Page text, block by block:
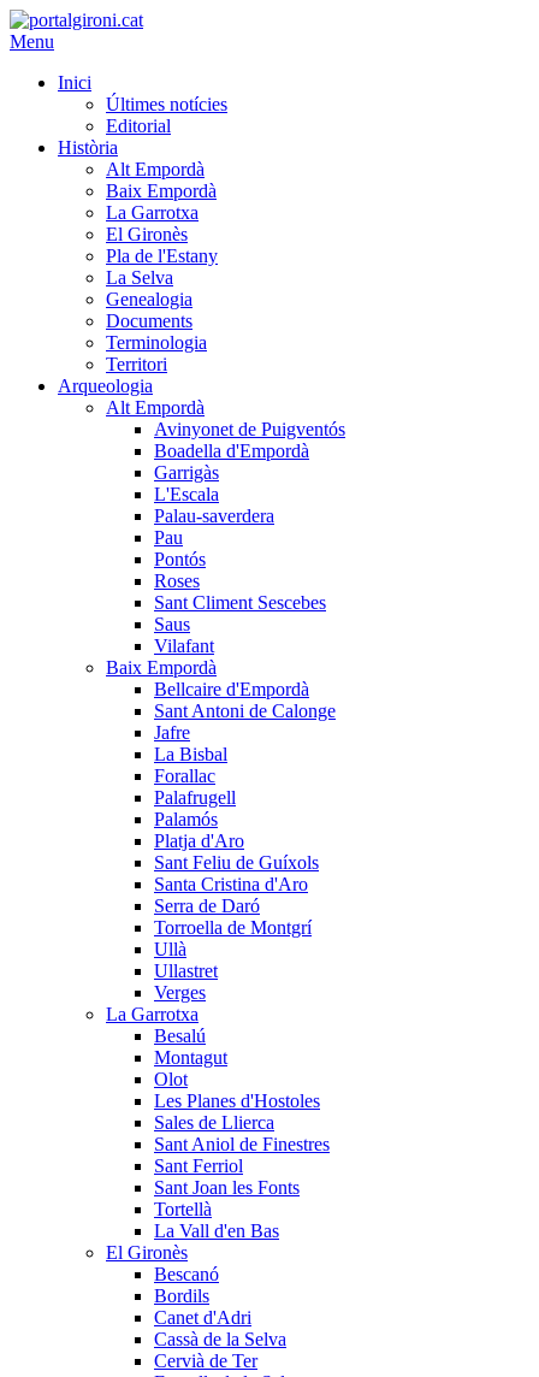
Menu
Inici
Últimes notícies
Editorial
Història
Alt Empordà
Baix Empordà
La Garrotxa
El Gironès
Pla de l'Estany
La Selva
Genealogia
Documents
Terminologia
Territori
Arqueologia
Alt Empordà
Avinyonet de Puigventós
Boadella d'Empordà
Garrigàs
L'Escala
Palau-saverdera
Pau
Pontós
Roses
Sant Climent Sescebes
Saus
Vilafant
Baix Empordà
Bellcaire d'Empordà
Sant Antoni de Calonge
Jafre
La Bisbal
Forallac
Palafrugell
Palamós
Platja d'Aro
Sant Feliu de Guíxols
Santa Cristina d'Aro
Serra de Daró
Torroella de Montgrí
Ullà
Ullastret
Verges
La Garrotxa
Besalú
Montagut
Olot
Les Planes d'Hostoles
Sales de Llierca
Sant Aniol de Finestres
Sant Ferriol
Sant Joan les Fonts
Tortellà
La Vall d'en Bas
El Gironès
Bescanó
Bordils
Canet d'Adri
Cassà de la Selva
Cervià de Ter